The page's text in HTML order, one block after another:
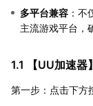
多平台兼容 ：
主流游戏平台，
1.1 【UU加速器
第一步：点击下方